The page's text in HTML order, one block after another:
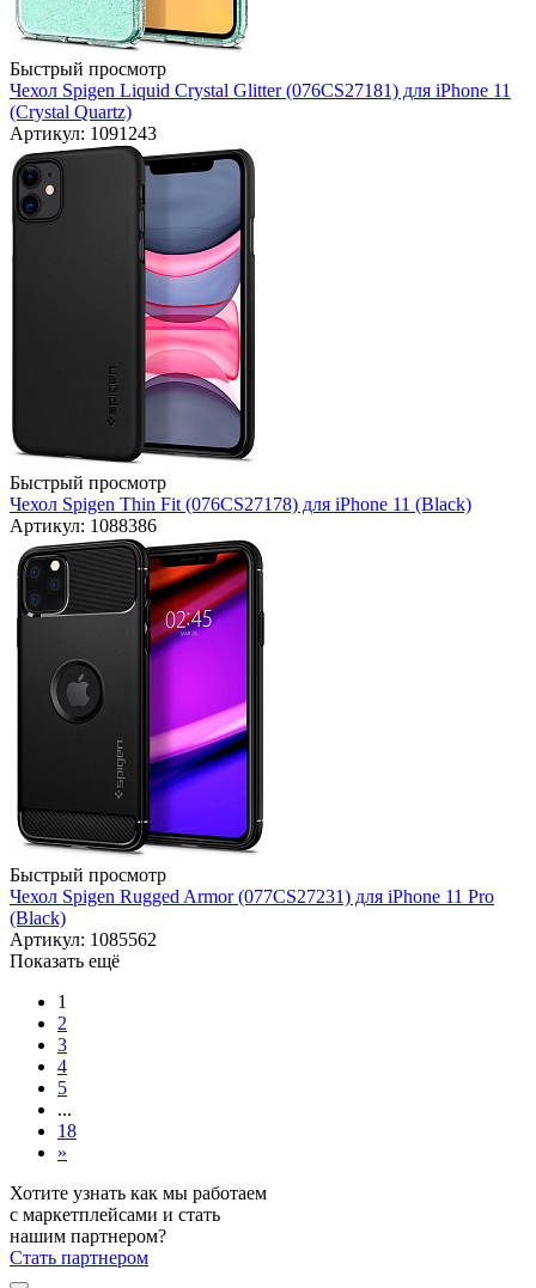
Быстрый просмотр
Чехол Spigen Liquid Crystal Glitter (076CS27181) для iPhone 11
(Crystal Quartz)
Артикул: 1091243
Быстрый просмотр
Чехол Spigen Thin Fit (076CS27178) для iPhone 11 (Black)
Артикул: 1088386
Быстрый просмотр
Чехол Spigen Rugged Armor (077CS27231) для iPhone 11 Pro
(Black)
Артикул: 1085562
Показать ещё
1
2
3
4
5
...
18
»
Хотите узнать как мы работаем
с маркетплейсами и стать
нашим партнером?
Стать партнером